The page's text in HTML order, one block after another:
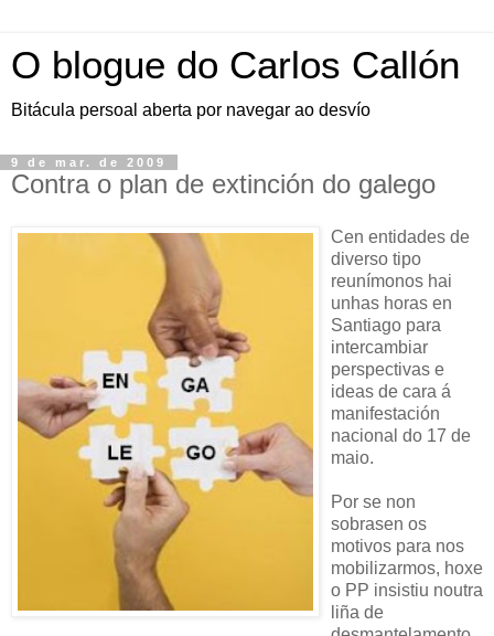
O blogue do Carlos Callón
Bitácula persoal aberta por navegar ao desvío
9 de mar. de 2009
Contra o plan de extinción do galego
Cen entidades de
diverso tipo
reunímonos hai
unhas horas en
Santiago para
intercambiar
perspectivas e
ideas de cara á
manifestación
nacional do 17 de
maio.
Por se non
sobrasen os
motivos para nos
mobilizarmos, hoxe
o PP insistiu noutra
liña de